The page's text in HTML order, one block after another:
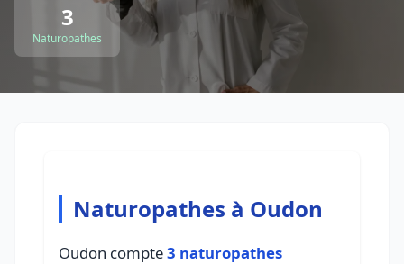
3
Naturopathes
Naturopathes à Oudon
Oudon compte3 naturopathes